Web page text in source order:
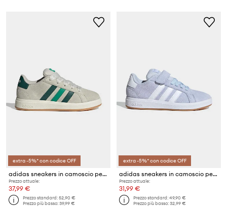
extra -5%* con codice OFF
adidas sneakers in camoscio per bambini GRAND COURT 00s
Prezzo attuale:
37,99 €
Prezzo standard:52,90 €
Prezzo più basso:39,99 €
extra -5%* con codice OFF
adidas sneakers in camoscio per bambini GRAND COURT 00s
Prezzo attuale:
31,99 €
Prezzo standard:49,90 €
Prezzo più basso:32,99 €